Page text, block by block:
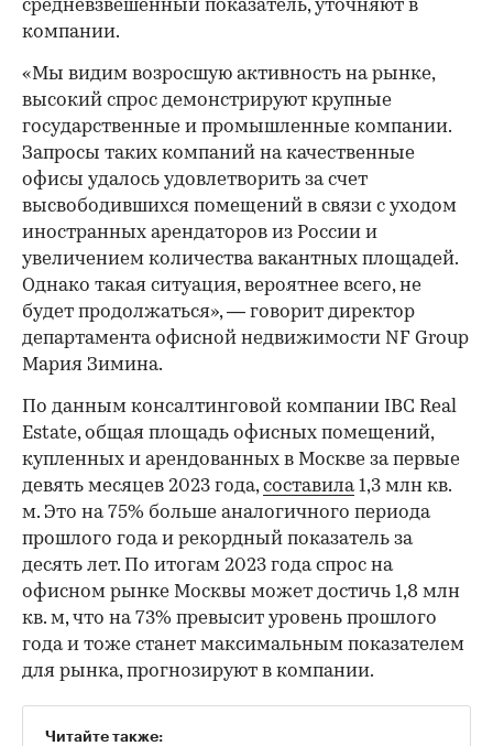
средневзвешенный показатель, уточняют в
компании.
«Мы видим возросшую активность на рынке,
высокий спрос демонстрируют крупные
государственные и промышленные компании.
Запросы таких компаний на качественные
офисы удалось удовлетворить за счет
высвободившихся помещений в связи с уходом
иностранных арендаторов из России и
увеличением количества вакантных площадей.
Однако такая ситуация, вероятнее всего, не
будет продолжаться», — говорит директор
департамента офисной недвижимости NF Group
Мария Зимина.
По данным консалтинговой компании IBC Real
Estate, общая площадь офисных помещений,
купленных и арендованных в Москве за первые
девять месяцев 2023 года,составила1,3 млн кв.
м. Это на 75% больше аналогичного периода
прошлого года и рекордный показатель за
десять лет. По итогам 2023 года спрос на
офисном рынке Москвы может достичь 1,8 млн
кв. м, что на 73% превысит уровень прошлого
года и тоже станет максимальным показателем
для рынка, прогнозируют в компании.
Читайте также: